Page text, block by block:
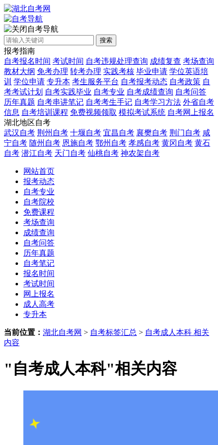
自考导航
搜索
报考指南
自考报名时间 考试时间 自考违规处理查询 成绩复查 考场查询
教材大纲 免考办理 转考办理 实践考核 毕业申请 学位英语培
训 学位申请 专升本 考生服务平台 自考报考动态 自考政策 自
考考试计划 自考实践毕业 自考专业 自考成绩查询 自考问答
历年真题 自考串讲笔记 自考考生手记 自考学习方法 外省自考
信息 自考培训课程 免费视频领取 模拟考试系统 自考网上报名
湖北地区自考
武汉自考 荆州自考 十堰自考 宜昌自考 襄樊自考 荆门自考 咸
宁自考 随州自考 恩施自考 鄂州自考 孝感自考 黄冈自考 黄石
自考 潜江自考 天门自考 仙桃自考 神农架自考
网站首页
报考动态
自考专业
自考院校
免费课程
考场查询
成绩查询
自考问答
历年真题
自考笔记
报名时间
考试时间
网上报名
成人高考
专升本
当前位置： 湖北自考网 > 自考标签汇总 > 自考成人本科 相关
内容
"自考成人本科"相关内容